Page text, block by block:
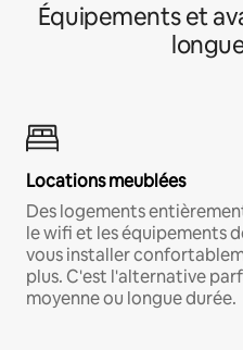
Équipements et
Locations meublées
Des logements
le wifi et les équipements
vous installer
plus. C'est l'alternative
moyenne ou longue durée.